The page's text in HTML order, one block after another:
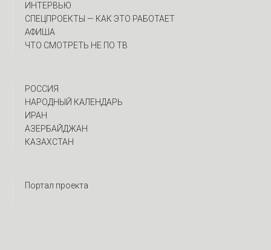
ИНТЕРВЬЮ
CПЕЦПРОЕКТЫ — КАК ЭТО РАБОТАЕТ
АФИША
ЧТО СМОТРЕТЬ НЕ ПО ТВ
РОССИЯ
НАРОДНЫЙ КАЛЕНДАРЬ
ИРАН
АЗЕРБАЙДЖАН
КАЗАХСТАН
Портал проекта